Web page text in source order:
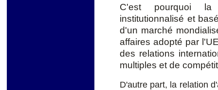
C'est pourquoi la
institutionnalisé et
d'un marché
affaires adopté par
des relations
multiples et de
D'autre part, la relation